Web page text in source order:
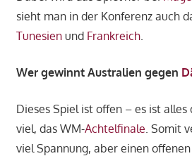
sieht man in der Konferenz auch
Tunesienund Frankreich.
Wer gewinnt Australien gegen
Dieses Spiel ist offen – es ist
viel, das WM-Achtelfinale . Somit
viel Spannung, aber einen offenen